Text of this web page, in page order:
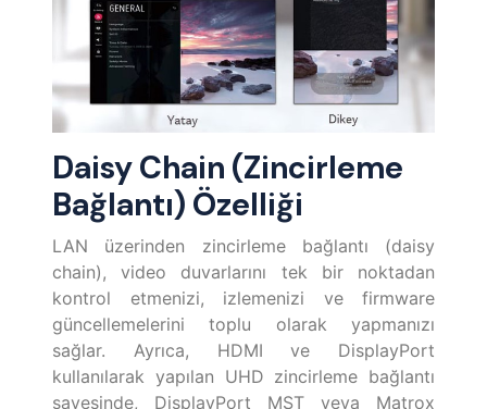
Daisy Chain (Zincirleme
Bağlantı) Özelliği
LAN üzerinden zincirleme bağlantı (daisy
chain), video duvarlarını tek bir noktadan
kontrol etmenizi, izlemenizi ve firmware
güncellemelerini toplu olarak yapmanızı
sağlar. Ayrıca, HDMI ve DisplayPort
kullanılarak yapılan UHD zincirleme bağlantı
sayesinde, DisplayPort MST veya Matrox